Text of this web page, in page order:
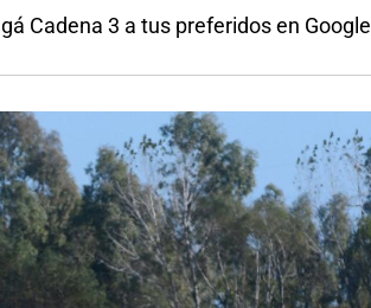
Cadena 3 a tus preferidos en Google